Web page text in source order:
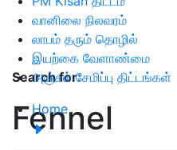
வானிலை நிலவரம்
லாபம் தரும் தொழில்
இயற்கை வேளாண்மை
அஞ்சல் சேமிப்பு திட்டங்கள்
Home
Search for:
Fennel